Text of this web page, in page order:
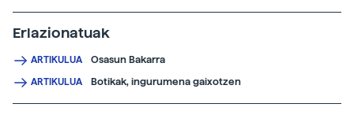
Erlazionatuak
ARTIKULUA Osasun Bakarra
ARTIKULUA Botikak, ingurumena gaixotzen